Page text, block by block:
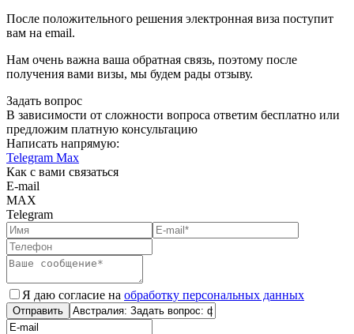
После положительного решения электронная виза поступит
вам на email.
Нам очень важна ваша обратная связь, поэтому после
получения вами визы, мы будем рады отзыву.
Задать вопрос
В зависимости от сложности вопроса ответим бесплатно или
предложим платную консультацию
Написать напрямую:
Telegram Max
Как с вами связаться
E-mail
MAX
Telegram
Я даю согласие на обработку персональных данных
Отправить